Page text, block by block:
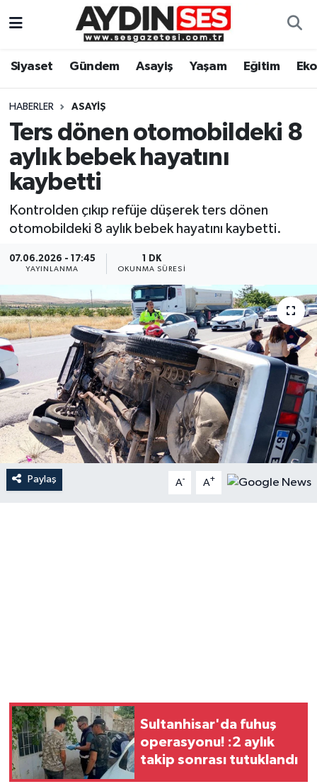
Siyaset Gündem Asayiş Yaşam Eğitim
HABERLER ASAYIŞ
Ters dönen otomobildeki 8
aylık bebek hayatını
kaybetti
Kontrolden çıkıp refüje düşerek ters dönen
otomobildeki 8 aylık bebek hayatını kaybetti.
07.06.2026 - 17:45
YAYINLANMA
1 DK
OKUNMA SÜRESI
Paylaş A- A+
Sultanhisar'da fuhuş
operasyonu! :2 aylık
takip sonrası tutuklandı
Gündem
Siyaset
Ekonomi
Yaşam
Eğitim
Kültür Sanat
Spor
Aydın Hava Durumu
Aydin Namaz Vakitleri
Aydın Trafik Yoğunluk Haritası
Süper Lig Puan Durumu ve Fikstür
Tüm Manşetler
Son Dakika Haberleri
Haber Arşivi